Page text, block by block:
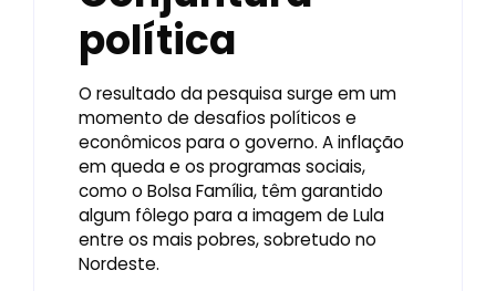
política
O resultado da pesquisa surge em um
momento de desafios políticos e
econômicos para o governo. A inflação
em queda e os programas sociais,
como o Bolsa Família, têm garantido
algum fôlego para a imagem de Lula
entre os mais pobres, sobretudo no
Nordeste.